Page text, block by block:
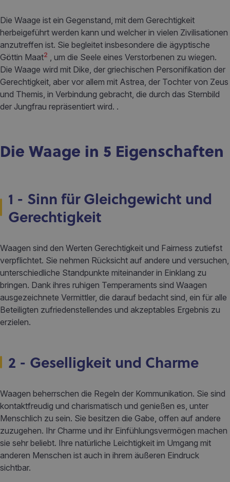
Die Waage ist ein Gegenstand, mit dem Gerechtigkeit
herbeigeführt werden kann und welcher in vielen Zivilisationen
anzutreffen ist. Sie begleitet insbesondere die ägyptische
Göttin Maat2 , um die Seele eines Verstorbenen zu wiegen.
Die Waage wird mit Dike, der griechischen Personifikation der
Gerechtigkeit, aber vor allem mit Astrea, der Tochter von Zeus
und Themis, in Verbindung gebracht, die durch das Sternbild
der Jungfrau repräsentiert wird. .
Die Waage in 5 Eigenschaften
1 - Sinn für Gleichgewicht und
Gerechtigkeit
Waagen sind den Werten Gerechtigkeit und Fairness zutiefst
verpflichtet. Sie nehmen Rücksicht auf andere und versuchen,
unterschiedliche Standpunkte miteinander in Einklang zu
bringen. Dank ihres ruhigen Temperaments sind Waagen
ausgezeichnete Vermittler, die darauf bedacht sind, ein für alle
Beteiligten zufriedenstellendes und akzeptables Ergebnis zu
erzielen.
2 - Geselligkeit und Charme
Waagen beherrschen die Regeln der Kommunikation. Sie sind
kontaktfreudig und charismatisch und genießen es, unter
Menschlich zu sein. Sie besitzen die Gabe, offen auf andere
zuzugehen. Ihr Charme und ihr Einfühlungsvermögen machen
sie sehr beliebt. Ihre natürliche Leichtigkeit im Umgang mit
anderen Menschen ist auch in ihrem äußeren Eindruck
sichtbar.